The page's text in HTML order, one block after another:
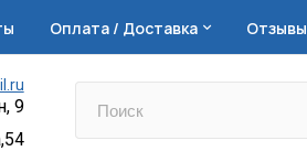
Оплата / Доставка Отзывы
9